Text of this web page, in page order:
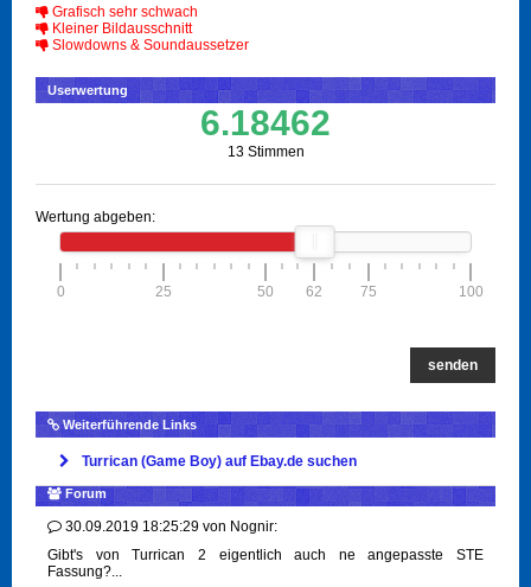
Grafisch sehr schwach
Kleiner Bildausschnitt
Slowdowns & Soundaussetzer
Userwertung
6.18462
13 Stimmen
Wertung abgeben:
0 25 50 62 75 100
senden
Weiterführende Links
Turrican (Game Boy) auf Ebay.de suchen
Forum
30.09.2019 18:25:29 von Nognir:
Gibt's von Turrican 2 eigentlich auch ne angepasste STE
Fassung?...